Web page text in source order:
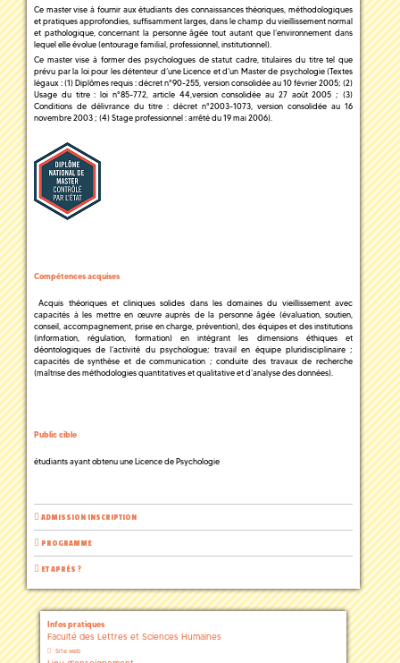
Ce master vise à fournir aux étudiants des connaissances théoriques, méthodologiques
et pratiques approfondies, suffisamment larges, dans le champ du vieillissement normal
et pathologique, concernant la personne âgée tout autant que l’environnement dans
lequel elle évolue (entourage familial, professionnel, institutionnel).
Ce master vise à former des psychologues de statut cadre, titulaires du titre tel que
prévu par la loi pour les détenteur d’une Licence et d’un Master de psychologie (Textes
légaux : (1) Diplômes requis : décret n°90-255, version consolidée au 10 février 2005; (2)
Usage du titre : loi n°85-772, article 44,version consolidée au 27 août 2005 ; (3)
Conditions de délivrance du titre : décret n°2003-1073, version consolidée au 16
novembre 2003 ; (4) Stage professionnel : arrêté du 19 mai 2006).
Compétences acquises
Acquis théoriques et cliniques solides dans les domaines du vieillissement avec
capacités à les mettre en œuvre auprès de la personne âgée (évaluation, soutien,
conseil, accompagnement, prise en charge, prévention), des équipes et des institutions
(information, régulation, formation) en intégrant les dimensions éthiques et
déontologiques de l’activité du psychologue; travail en équipe pluridisciplinaire ;
capacités de synthèse et de communication ; conduite des travaux de recherche
(maîtrise des méthodologies quantitatives et qualitative et d’analyse des données).
Public cible
étudiants ayant obtenu une Licence de Psychologie
ADMISSION INSCRIPTION
PROGRAMME
ET APRÈS ?
Infos pratiques
Faculté des Lettres et Sciences Humaines
Site web